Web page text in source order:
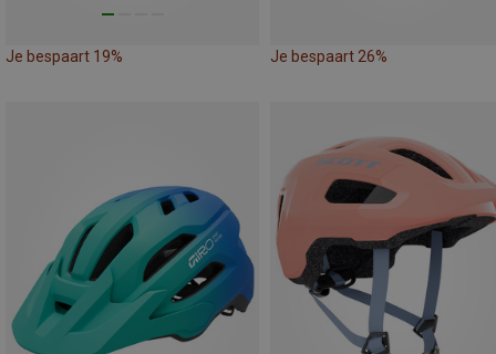
Je bespaart 19% Je bespaart 26%